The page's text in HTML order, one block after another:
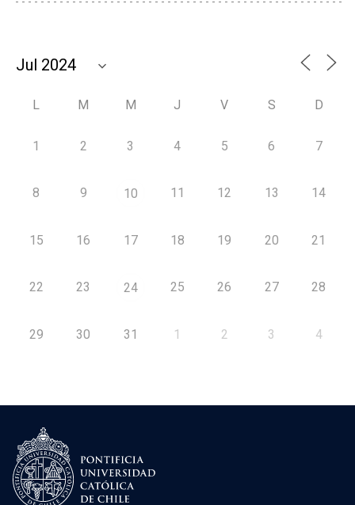
L M M J V S D
1 2 3 4 5 6 7
8 9 10 11 12 13 14
15 16 17 18 19 20 21
22 23 24 25 26 27 28
29 30 31 1 2 3 4